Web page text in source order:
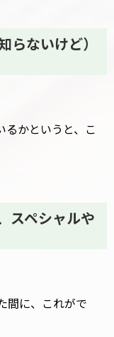
ないけど）
るかというと、こ
スペシャルや
間に、これがで